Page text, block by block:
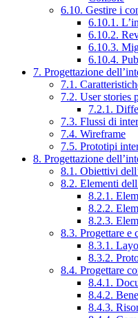
6.10. Gestire i
6.10.1.
6.10.2.
6.10.3.
6.10.4.
7. Progettazione
7.1.
7.2. User stories
7.2.1.
7.3. Flussi di
7.4. Wireframe
7.5. Prototipi
8. Progettazione
8.1. Obiettivi
8.2. Elementi
8.2.1.
8.2.2.
8.2.3.
8.3. Progettare e
8.3.1.
8.3.2.
8.4. Progettare
8.4.1.
8.4.2.
8.4.3.